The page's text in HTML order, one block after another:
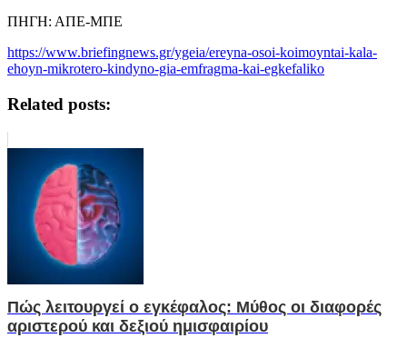
ΠΗΓΗ: ΑΠΕ-ΜΠΕ
https://www.briefingnews.gr/ygeia/ereyna-osoi-koimoyntai-kala-
ehoyn-mikrotero-kindyno-gia-emfragma-kai-egkefaliko
Related posts:
Πώς λειτουργεί ο εγκέφαλος: Μύθος οι διαφορές
αριστερού και δεξιού ημισφαιρίου